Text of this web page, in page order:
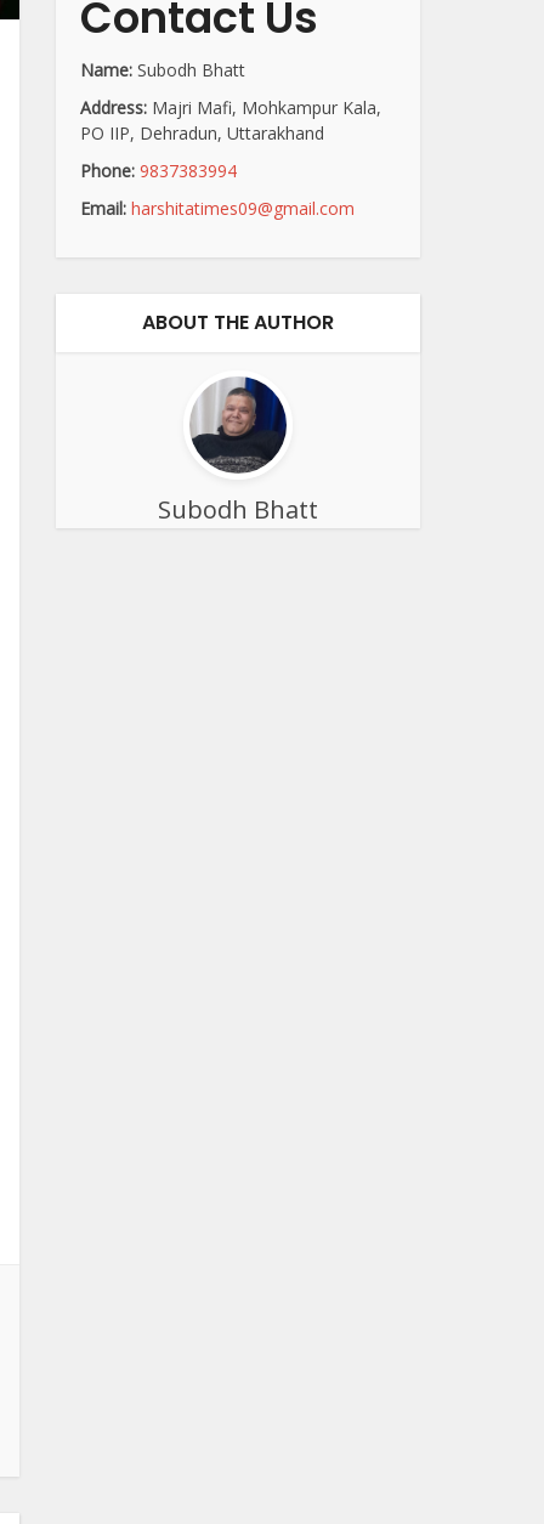
Contact Us
Name: Subodh Bhatt
Address: Majri Mafi, Mohkampur Kala,
PO IIP, Dehradun, Uttarakhand
Phone: 9837383994
Email: harshitatimes09@gmail.com
ABOUT THE AUTHOR
Subodh Bhatt